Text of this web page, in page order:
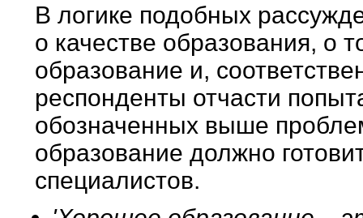
В логике подобных
о качестве образования, о
образование и,
респонденты отчасти
обозначенных выше
образование должно
специалистов.